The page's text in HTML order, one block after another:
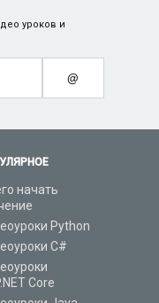
начать
Python
C#
Core
уроков и
@